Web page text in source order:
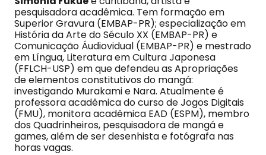
pesquisadora acadêmica. Tem formação em
Superior Gravura (EMBAP-PR); especialização em
História da Arte do Século XX (EMBAP-PR) e
Comunicação Áudiovidual (EMBAP-PR) e mestrado
em Língua, Literatura em Cultura Japonesa
(FFLCH-USP) em que defendeu as Apropriações
de elementos constitutivos do mangá:
investigando Murakami e Nara. Atualmente é
professora acadêmica do curso de Jogos Digitais
(FMU), monitora acadêmica EAD (ESPM), membro
dos Quadrinheiros, pesquisadora de mangá e
games, além de ser desenhista e fotógrafa nas
horas vagas.